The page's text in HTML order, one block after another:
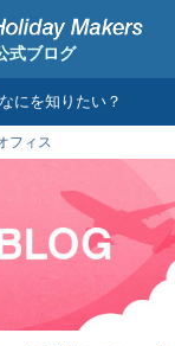
式ブログ
なにを知りたい？
フィス